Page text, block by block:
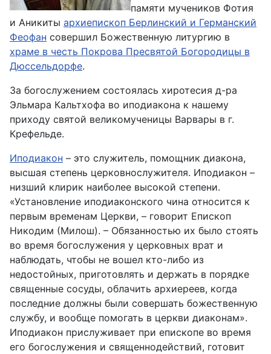
памяти мучеников Фотия
и Аникиты архиепископ Берлинский и Германский
Феофан совершил Божественную литургию в
храме в честь Покрова Пресвятой Богородицы в
Дюссельдорфе.
За богослужением состоялась хиротесия д-ра
Эльмара Кальтхофа во иподиакона к нашему
приходу святой великомученицы Варвары в г.
Крефельде.
Иподиакон – это служитель, помощник диакона,
высшая степень церковнослужителя. Иподиакон –
низший клирик наиболее высокой степени.
«Установление иподиаконского чина относится к
первым временам Церкви, – говорит Епископ
Никодим (Милош). – Обязанностью их было стоять
во время богослужения у церковных врат и
наблюдать, чтобы не вошел кто-либо из
недостойных, приготовлять и держать в порядке
священные сосуды, облачить архиереев, когда
последние должны были совершать божественную
службу, и вообще помогать в церкви диаконам».
Иподиакон прислуживает при епископе во время
его богослужения и священнодействий, готовит